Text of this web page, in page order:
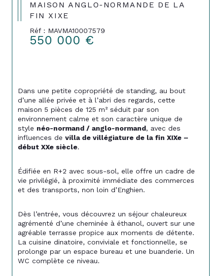
MAISON ANGLO-NORMANDE DE LA
FIN XIXE
Réf : MAVMA10007579
550 000 €
Dans une petite copropriété de standing, au bout
d’une allée privée et à l’abri des regards, cette
maison 5 pièces de 125 m² séduit par son
environnement calme et son caractère unique de
style néo-normand / anglo-normand, avec des
influences de villa de villégiature de la fin XIXe –
début XXe siècle.
Édifiée en R+2 avec sous-sol, elle offre un cadre de
vie privilégié, à proximité immédiate des commerces
et des transports, non loin d’Enghien.
Dès l’entrée, vous découvrez un séjour chaleureux
agrémenté d’une cheminée à éthanol, ouvert sur une
agréable terrasse propice aux moments de détente.
La cuisine dinatoire, conviviale et fonctionnelle, se
prolonge par un espace bureau et une buanderie. Un
WC complète ce niveau.